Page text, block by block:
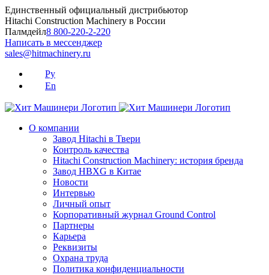
Skip
to
content
Единственный официальный дистрибьютор
Hitachi Construction Machinery в России
Палмдейл8 800-220-2-220
Написать в мессенджер
sales@hitmachinery.ru
Ру
En
О компании
Завод Hitachi в Твери
Контроль качества
Hitachi Construction Machinery: история бренда
Завод HBXG в Китае
Новости
Интервью
Личный опыт
Корпоративный журнал Ground Control
Партнеры
Карьера
Реквизиты
Охрана труда
Политика конфиденциальности